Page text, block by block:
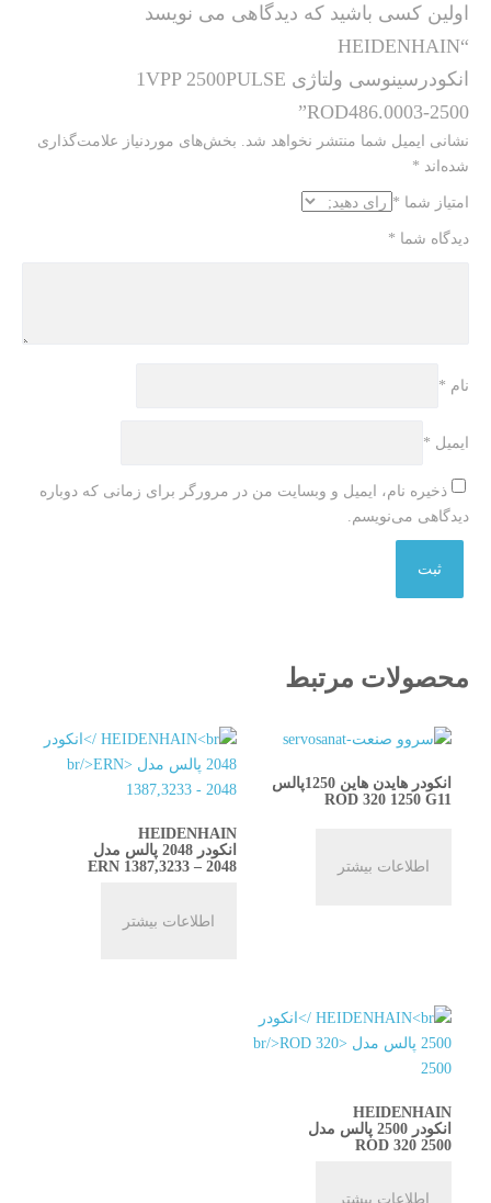
اولین کسی باشید که دیدگاهی می نویسد
“HEIDENHAIN
انکودرسینوسی ولتاژی 1VPP 2500PULSE
ROD486.0003-2500”
نشانی ایمیل شما منتشر نخواهد شد.
بخش‌های موردنیاز علامت‌گذاری
شده‌اند *
امتیاز شما *
دیدگاه شما *
نام *
ایمیل *
ذخیره نام، ایمیل و وبسایت من در مرورگر برای زمانی که دوباره
دیدگاهی می‌نویسم.
محصولات مرتبط
انکودر هایدن هاین 1250پالس
ROD 320 1250 G11
اطلاعات بیشتر
HEIDENHAIN
انکودر 2048 پالس مدل
ERN 1387,3233 – 2048
اطلاعات بیشتر
HEIDENHAIN
انکودر 2500 پالس مدل
ROD 320 2500
اطلاعات بیشتر